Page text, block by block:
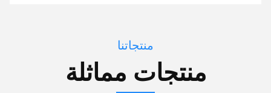
منتجاتنا
منتجات مماثلة